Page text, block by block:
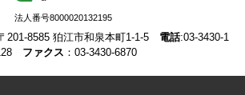
法人番号8000020132195
8585 狛江市和泉本町1-1-5 電話:03-3430-1
ファクス ：03-3430-6870